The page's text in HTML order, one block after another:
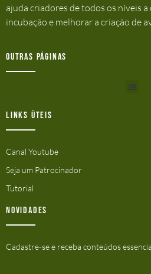
ajuda criadores de todos os níveis
incubação e melhorar a criação de
Outras Páginas
Links ùteis
Canal Youtube
Seja um Patrocinador
Tutorial
Novidades
Cadastre-se e receba conteúdos